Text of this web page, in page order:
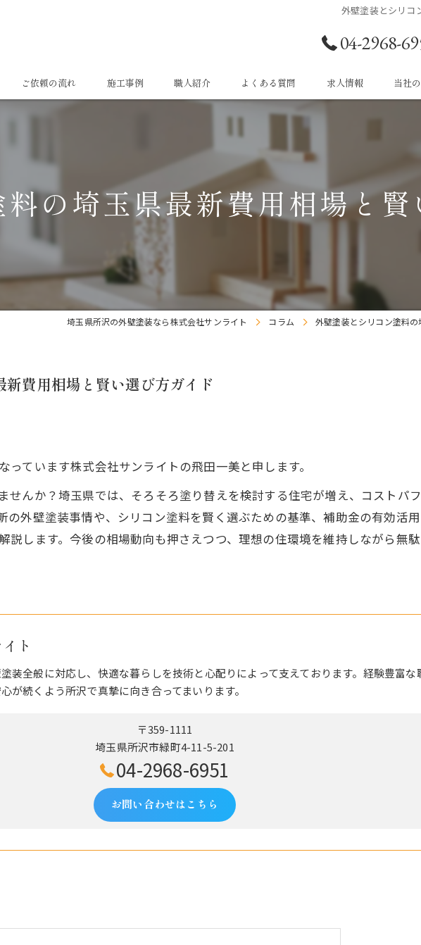
外壁塗装とシリコ
04-2968-
ご依頼の流れ 施工事例 職人紹介 よくある質問 求人情報 当社
塗料
マン
の埼玉県最新費用相場と賢
埼玉県所沢の外壁塗装なら株式会社サンライト コラム 外壁塗装とシリコン塗料
費用相場と賢い選び方ガイド
ています株式会社サンライトの飛田一美と申します。
せんか？埼玉県では、そろそろ塗り替えを検討する住宅が増え、コストパ
の外壁塗装事情や、シリコン塗料を賢く選ぶための基準、補助金の有効活
説します。今後の相場動向も押さえつつ、理想の住環境を維持しながら無
ト
装全般に対応し、快適な暮らしを技術と心配りによって支えております。経験豊富
が続くよう所沢で真摯に向き合ってまいります。
〒359-1111
埼玉県所沢市緑町4-11-5-201
04-2968-6951
お問い合わせはこちら